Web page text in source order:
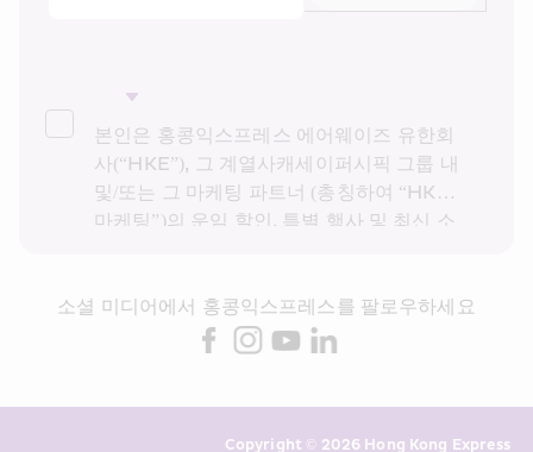
본인은 홍콩익스프레스 에어웨이즈 유한회
사(“HKE”), 그 계열사캐세이퍼시픽 그룹 내
및/또는 그 마케팅 파트너 (총칭하여 “HKE
마케팅”)의 운임 할인, 특별 행사 및 최신 소
케팅이 다이렉트 마케팅을 위해 상기 개인정
보 및 과거 거래 기록을 사용하는 것에 동의
소셜 미디어에서 홍콩익스프레스를 팔로우하세요
Copyright © 2026 Hong Kong Express